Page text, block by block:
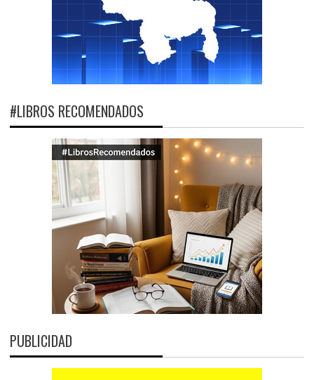
#LIBROS RECOMENDADOS
PUBLICIDAD